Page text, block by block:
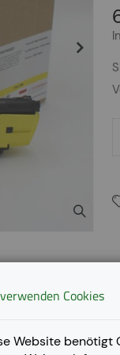
Cookies
Website benötigt